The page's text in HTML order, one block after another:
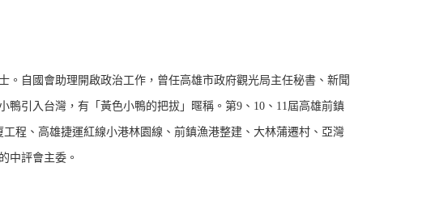
自國會助理開啟政治工作，曾任高雄市政府觀光局主任秘書、新聞
引入台灣，有「黃色小鴨的把拔」暱稱。第9、10、11屆高雄前鎮
程、高雄捷運紅線小港林園線、前鎮漁港整建、大林蒲遷村、亞灣
中評會主委。